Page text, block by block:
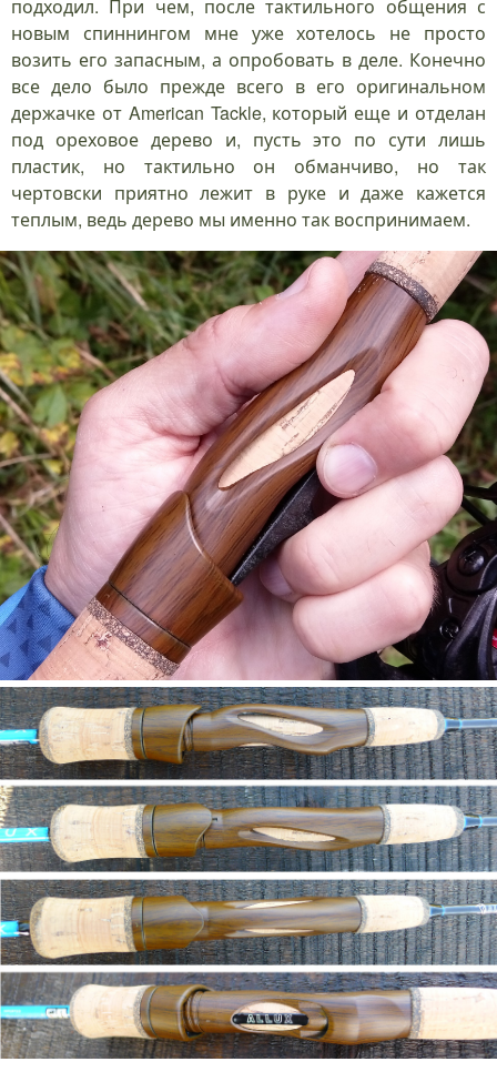
подходил. При чем, после тактильного общения с
новым спиннингом мне уже хотелось не просто
возить его запасным, а опробовать в деле. Конечно
все дело было прежде всего в его оригинальном
держачке от American Tackle, который еще и отделан
под ореховое дерево и, пусть это по сути лишь
пластик, но тактильно он обманчиво, но так
чертовски приятно лежит в руке и даже кажется
теплым, ведь дерево мы именно так воспринимаем.